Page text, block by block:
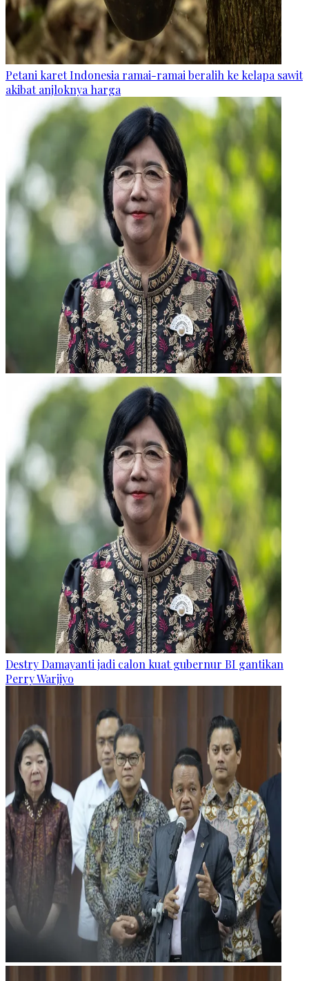
Petani karet Indonesia ramai-ramai beralih ke kelapa sawit
akibat anjloknya harga
Destry Damayanti jadi calon kuat gubernur BI gantikan
Perry Warjiyo